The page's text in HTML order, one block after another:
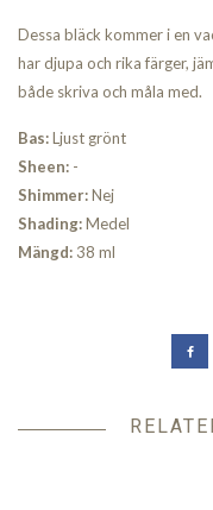
Dessa bläck kommer i en
har djupa och rika färger,
både skriva och måla med.
Bas:Ljust grönt
Sheen: -
Shimmer:Nej
Shading:Medel
Mängd: 38 ml